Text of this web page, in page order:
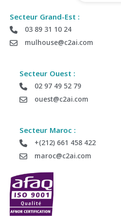
Secteur Grand-Est :
03 89 31 10 24
mulhouse@c2ai.com
Secteur Ouest :
02 97 49 52 79
ouest@c2ai.com
Secteur Maroc :
+(212) 661 458 422
maroc@c2ai.com